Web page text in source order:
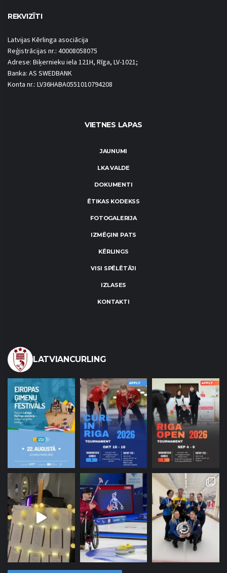
REKVIZĪTI
Latvijas Kērlinga asociācija
Reģistrācijas nr.: 40008058075
Adrese: Biķernieku iela 121H, Rīga, LV-1021;
Banka: AS SWEDBANK
Konta nr.: LV36HABA0551010794208
VIETNES LAPAS
JAUNUMI
LKA VALDE
DOKUMENTI
ĒTIKAS KODEKSS
FOTOGALERIJA
IZMĒĢINI PATS
KĒRLINGS
VISI SPĒLĒTĀJI
IZLASES
KONTAKTI
LATVIANCURLING